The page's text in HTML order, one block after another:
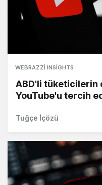
WEBRAZZI INSIGHTS
ABD'li tüketicilerin
YouTube'u tercih
Tuğçe İçözü